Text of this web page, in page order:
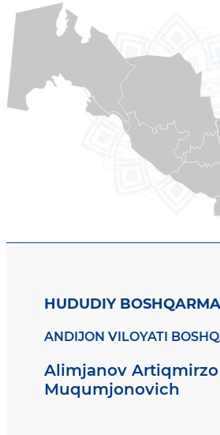
HUDUDIY
ANDIJON VILOYATI
Alimjanov Artiqmirzo
Muqumjonovich